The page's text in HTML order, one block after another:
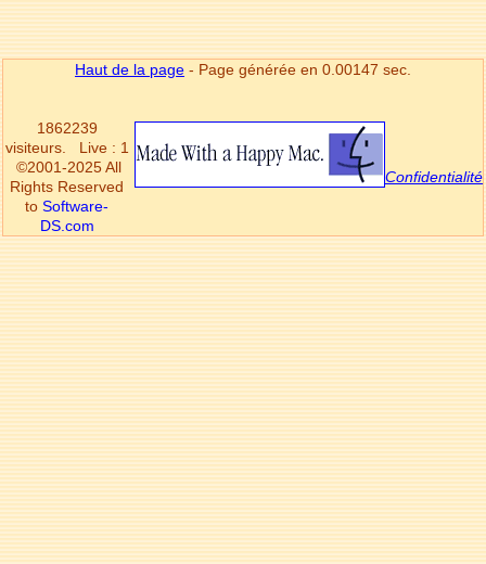
Haut de la page - Page générée en 0.00147 sec.
1862239
visiteurs.
Live : 1
©2001-2025 All
Rights Reserved
to Software-
DS.com
Confidentialité